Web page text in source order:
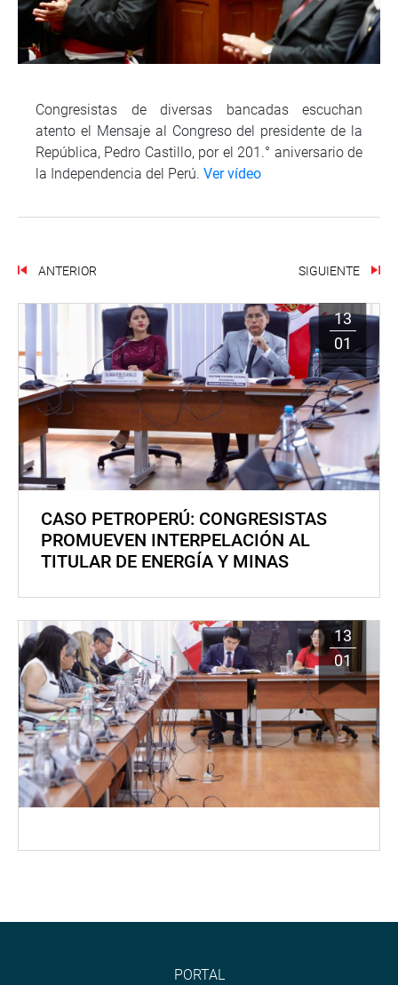
Congresistas de diversas bancadas escuchan
atento el Mensaje al Congreso del presidente de la
República, Pedro Castillo, por el 201.° aniversario de
la Independencia del Perú. Ver vídeo
ANTERIOR SIGUIENTE
13
01
CASO PETROPERÚ: CONGRESISTAS
PROMUEVEN INTERPELACIÓN AL
TITULAR DE ENERGÍA Y MINAS
13
01
PORTAL